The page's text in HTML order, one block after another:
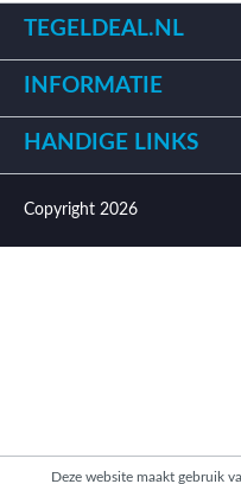
TEGELDEAL.NL
INFORMATIE
HANDIGE LINKS
Copyright 2026
Deze website maakt gebruik